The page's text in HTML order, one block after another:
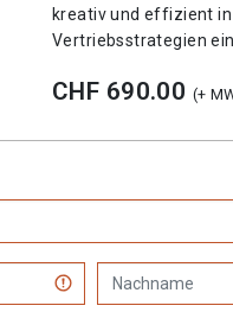
kreativ und effizient
Vertriebsstrategien
CHF 690.00 (+